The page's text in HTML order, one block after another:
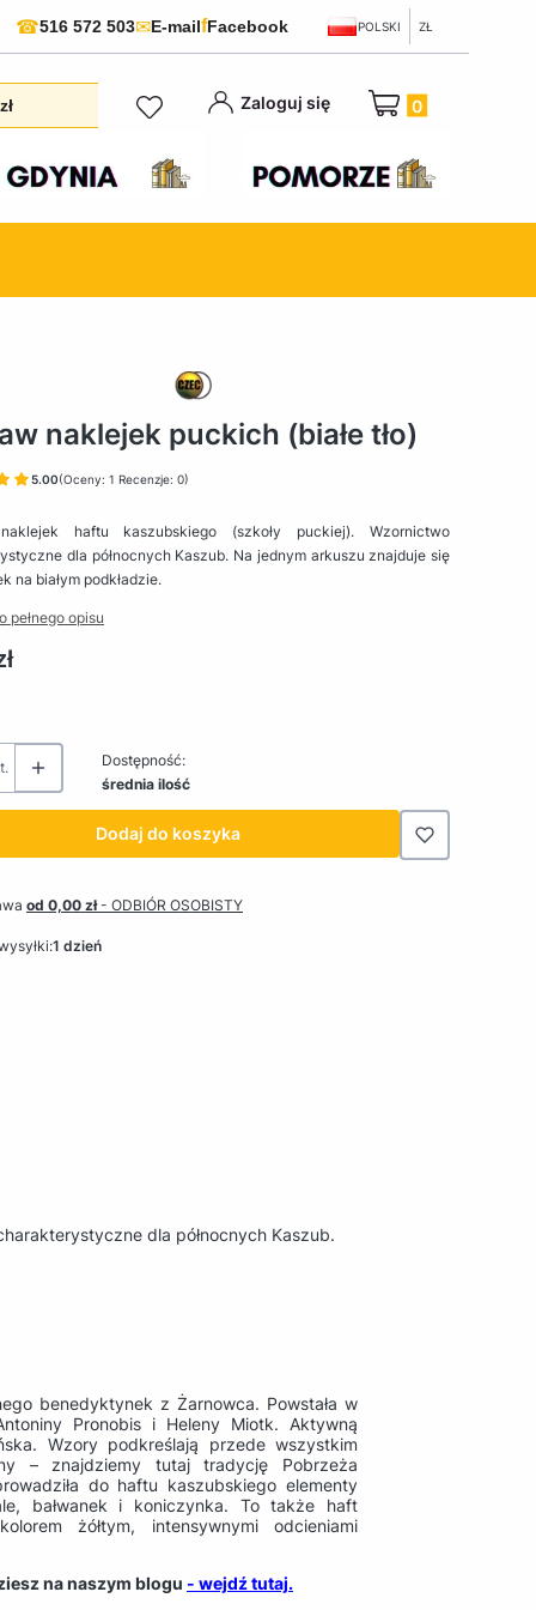
☎516 572 503✉E-mailfFacebook POLSKI ZŁ
Zaloguj się Produkty w
naklejek puckich (białe tło)
5.00(Oceny: 1 Recenzje: 0)
haftu kaszubskiego (szkoły puckiej). Wzornictwo
dla północnych Kaszub. Na jednym arkuszu znajduje się
na białym podkładzie.
pełnego opisu
Dostępność:
średnia ilość
Dodaj do koszyka
od 0,00 zł- ODBIÓR OSOBISTY
1 dzień
dla północnych Kaszub.
benedyktynek z Żarnowca. Powstała w
Pronobis i Heleny Miotk. Aktywną
Wzory podkreślają przede wszystkim
– znajdziemy tutaj tradycję Pobrzeża
do haftu kaszubskiego elementy
bałwanek i koniczynka. To także haft
żółtym, intensywnymi odcieniami
na naszym blogu - wejdź tutaj.